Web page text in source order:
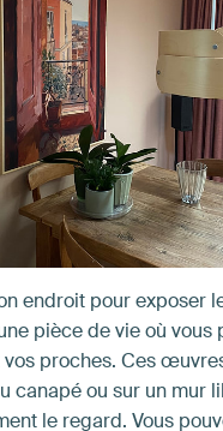
endroit pour exposer
pièce de vie où vous
proches. Ces
canapé ou sur un mur
le regard. Vous